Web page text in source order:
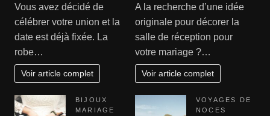
Vous avez décidé de
célébrer votre union et la
date est déjà fixée. La
robe…
Voir article complet
A la recherche d’une idée
originale pour décorer la
salle de réception pour
votre mariage ?…
Voir article complet
BIJOUX
MARIAGE
VOYAGES DE
NOCES